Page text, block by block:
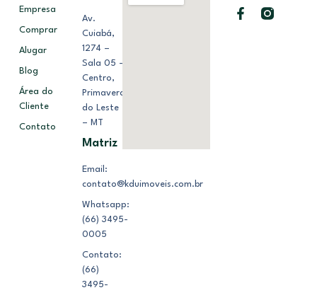
Empresa
Comprar
Alugar
Blog
Área do
Cliente
Contato
Av.
Cuiabá,
1274 –
Sala 05 –
Centro,
Primavera
do Leste
– MT
Matriz
Email:
contato@kduimoveis.com.br
Whatsapp:
(66) 3495-
0005
Contato:
(66)
3495-